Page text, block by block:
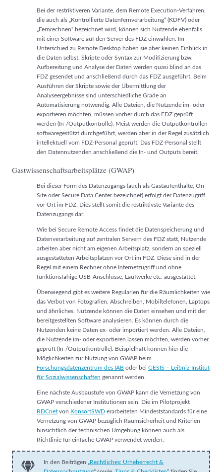
Bei der restriktiveren Variante, dem Remote Execution-Verfahren,
die auch als „Kontrollierte Datenfern­verarbeitung“ (KDFV) oder
„Fernrechnen“ bezeichnet wird, können sich Nutzende ebenfalls
mit einer Software auf den Server des FDZ einwählen. Im
Unterschied zu Remote Desktop haben sie aber keinen Einblick in
die Daten selbst. Skripte oder Syntax zur Modifizierung bzw.
Aufbereitung und Analyse der Daten werden quasi blind an das
FDZ gesendet und anschließend durch das FDZ ausgeführt. Beim
Ausführen der Skripte sowie der Übermittlung der
Analyseergebnisse sind unterschiedliche Grade an
Automatisierung notwendig. Alle Dateien, die Nutzende im- oder
exportieren möchten, müssen vorher durch das FDZ geprüft
werden (In-/Outputkontrolle). Meist werden die Outputkontrollen
softwaregestützt durchgeführt, werden aber in der Regel zusätzlich
intellektuell vom FDZ-Personal geprüft. Das FDZ-Personal stellt
den Datennutzenden anschließend die In- und Outputs bereit.
Gastwissenschaftsarbeitsplätze (GWAP)
Bei dieser Form des Datenzugangs (auch als Gastaufenthalte, On-
Site oder Secure Data Center bezeichnet) erfolgt der Datenzugriff
vor Ort im FDZ. Dies stellt somit die restriktivste Variante des
Datenzugangs dar.
Wie bei Secure Remote Access findet die Datenspeicherung und
Datenverarbeitung auf zentralen Servern des FDZ statt, Nutzende
arbeiten aber nicht am eigenen Arbeitsplatz, sondern an speziell
ausgestatteten Arbeitsplätzen vor Ort im FDZ. Diese sind in der
Regel mit einem Rechner ohne Internetzugriff und ohne
funktionsfähige USB-Anschlüsse, Laufwerke etc. ausgestattet.
Überwiegend gibt es weitere Regularien für die Räumlichkeiten wie
das Verbot von Fotografien, Abschreiben, Mobiltelefonen, Laptops
und ähnliches. Nutzende können die Daten einsehen und mit der
bereitgestellten Software analysieren. Es können durch die
Nutzenden keine Daten ex- oder importiert werden. Alle Dateien,
die Nutzende im- oder exportieren lassen möchten, werden vorher
geprüft (In-/Outputkontrolle). Beispielhaft können hier die
Möglichkeiten zur Nutzung von GWAP beim
Forschungsdatenzentrum des IAB oder bei GESIS – Leibniz-Institut
für Sozialwissenschaften genannt werden.
Eine nächste Ausbaustufe von GWAP kann die Vernetzung von
GWAP verschiedener Institutionen sein. Die im Pilotprojekt
RDCnet von KonsortSWD erarbeiteten Mindeststandards für eine
Vernetzung von GWAP bezüglich Raumsicherheit und Kriterien
hinsichtlich der technischen Umgebung können auch als
Richtlinie für einfache GWAP verwendet werden.
In den Beiträgen „Rechtliches: Urheberrecht &